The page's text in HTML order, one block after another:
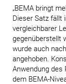
„BEMA bringt
Dieser Satz fällt
vergleichbarer
gegenüberstellt
wurde auch
angehoben.
Anwendung des
dem BEMA-